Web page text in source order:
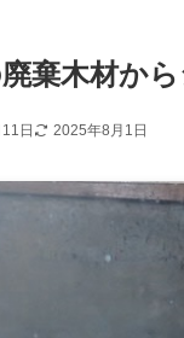
棄木材か
日 2025年8月1日